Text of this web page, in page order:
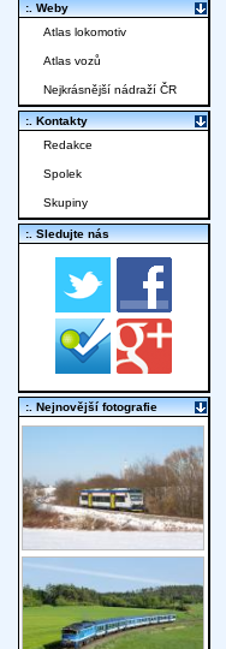
:. Weby
Atlas lokomotiv
Atlas vozů
Nejkrásnější nádraží ČR
:. Kontakty
Redakce
Spolek
Skupiny
:. Sledujte nás
:. Nejnovější fotografie